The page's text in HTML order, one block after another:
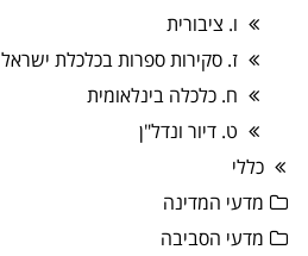
ו. ציבורית
ז. סקירות ספרות בכלכלת ישראל
ח. כלכלה בינלאומית
ט. דיור ונדל"ן
כללי
מדעי המדינה
מדעי הסביבה